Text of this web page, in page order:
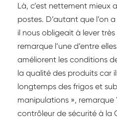
Là, c’est nettement mieux
postes. D’autant que l’on
il nous obligeait à lever
remarque l’une d’entre
améliorent les conditions
la qualité des produits car
longtemps des frigos et
manipulations », remarque
contrôleur de sécurité à la